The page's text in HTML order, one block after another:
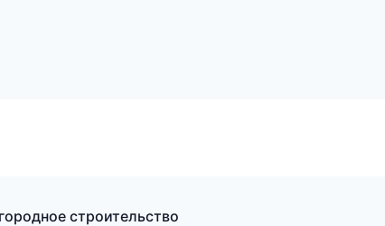
строительство